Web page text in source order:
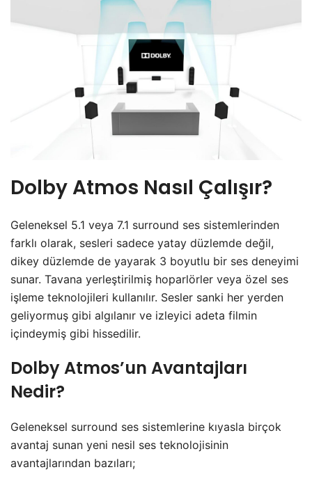
Dolby Atmos Nasıl Çalışır?
Geleneksel 5.1 veya 7.1 surround ses sistemlerinden
farklı olarak, sesleri sadece yatay düzlemde değil,
dikey düzlemde de yayarak 3 boyutlu bir ses deneyimi
sunar. Tavana yerleştirilmiş hoparlörler veya özel ses
işleme teknolojileri kullanılır. Sesler sanki her yerden
geliyormuş gibi algılanır ve izleyici adeta filmin
içindeymiş gibi hissedilir.
Dolby Atmos’un Avantajları
Nedir?
Geleneksel surround ses sistemlerine kıyasla birçok
avantaj sunan yeni nesil ses teknolojisinin
avantajlarından bazıları;